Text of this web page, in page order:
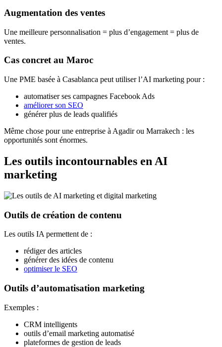
Augmentation des ventes
Une meilleure personnalisation = plus d’engagement = plus de
ventes.
Cas concret au Maroc
Une PME basée à Casablanca peut utiliser l’AI marketing pour :
automatiser ses campagnes Facebook Ads
améliorer son SEO
générer plus de leads qualifiés
Même chose pour une entreprise à Agadir ou Marrakech : les
opportunités sont énormes.
Les outils incontournables en AI
marketing
Outils de création de contenu
Les outils IA permettent de :
rédiger des articles
générer des idées de contenu
optimiser le SEO
Outils d’automatisation marketing
Exemples :
CRM intelligents
outils d’email marketing automatisé
plateformes de gestion de leads